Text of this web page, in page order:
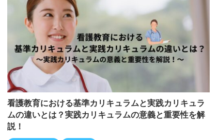
看護教育における基準カリキュラムと実践カリキュラ
ムの違いとは？実践カリキュラムの意義と重要性を解
説！